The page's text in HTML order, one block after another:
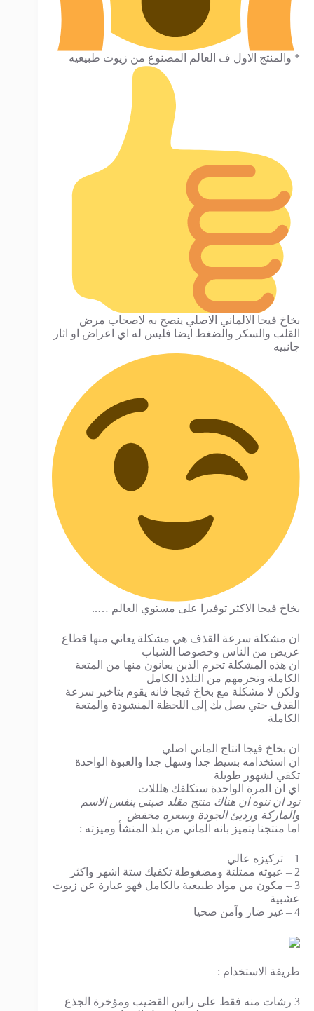
* والمنتج الاول ف العالم المصنوع من زيوت طبيعيه
بخاخ فيجا الالماني الاصلي ينصح به لاصحاب مرض
القلب والسكر والضغط ايضا فليس له اي اعراض او اثار
جانبيه
بخاخ فيجا الاكثر توفيرا على مستوي العالم …..
ان مشكلة سرعة القذف هي مشكلة يعاني منها قطاع
عريض من الناس وخصوصا الشباب
ان هذه المشكلة تحرم الذين يعانون منها من المتعة
الكاملة وتحرمهم من التلذذ الكامل
ولكن لا مشكلة مع بخاخ فيجا فانه يقوم بتاخير سرعة
القذف حتي يصل بك إلى اللحظة المنشودة والمتعة
الكاملة
ان بخاخ فيجا انتاج الماني اصلي
ان استخدامه بسيط جدا وسهل جدا والعبوة الواحدة
تكفي لشهور طويلة
اي ان المرة الواحدة ستكلفك هلللات
نود ان ننوه ان هناك منتج مقلد صيني بنفس الاسم
والماركة ورديئ الجودة وسعره مخفض
اما منتجنا يتميز بانه الماني من بلد المنشأ وميزته :
1 – تركيزه عالي
2 – عبوته ممتلئة ومضغوطة تكفيك ستة اشهر واكثر
3 – مكون من مواد طبيعية بالكامل فهو عبارة عن زيوت
عشبية
4 – غير ضار وآمن صحيا
طريقة الاستخدام :
3 رشات منه فقط على راس القضيب ومؤخرة الجذع